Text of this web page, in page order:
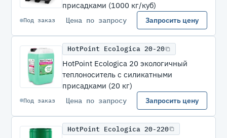
присадками (1000 кг/куб)
Под заказ Цена по запросу Запросить цену
HotPoint Ecologica 20-20
HotPoint Ecologica 20 экологичный
теплоноситель с силикатными
присадками (20 кг)
Под заказ Цена по запросу Запросить цену
HotPoint Ecologica 20-220